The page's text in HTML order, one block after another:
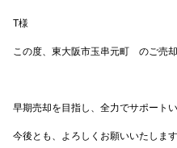
T様
この度、東大阪市玉串元町 のご売
早期売却を目指し、全力でサポートい
今後とも、よろしくお願いいたします